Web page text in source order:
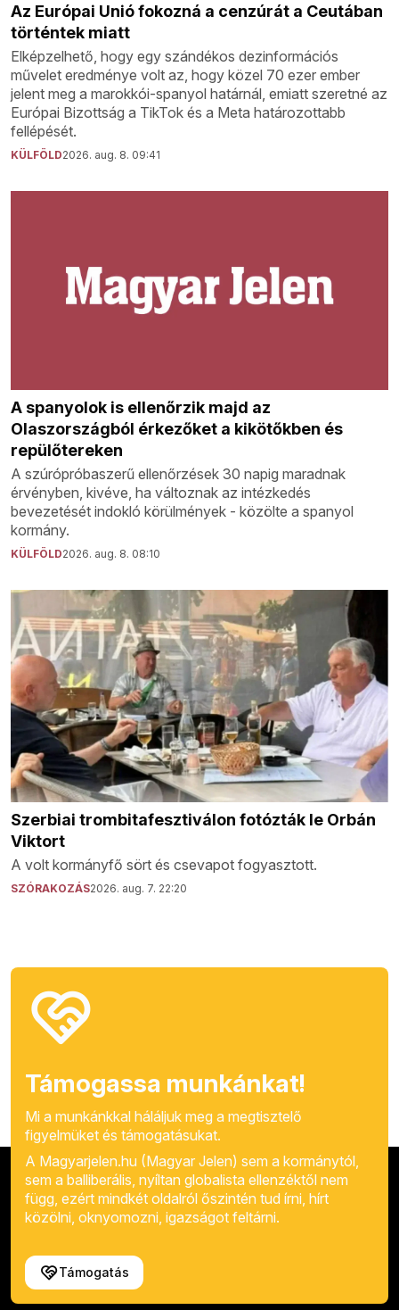
Az Európai Unió fokozná a cenzúrát a Ceutában
történtek miatt
Elképzelhető, hogy egy szándékos dezinformációs
művelet eredménye volt az, hogy közel 70 ezer ember
jelent meg a marokkói-spanyol határnál, emiatt szeretné az
Európai Bizottság a TikTok és a Meta határozottabb
fellépését.
KÜLFÖLD2026. aug. 8. 09:41
A spanyolok is ellenőrzik majd az
Olaszországból érkezőket a kikötőkben és
repülőtereken
A szúrópróbaszerű ellenőrzések 30 napig maradnak
érvényben, kivéve, ha változnak az intézkedés
bevezetését indokló körülmények - közölte a spanyol
kormány.
KÜLFÖLD2026. aug. 8. 08:10
Szerbiai trombitafesztiválon fotózták le Orbán
Viktort
A volt kormányfő sört és csevapot fogyasztott.
SZÓRAKOZÁS2026. aug. 7. 22:20
Támogassa munkánkat!
Mi a munkánkkal háláljuk meg a megtisztelő
figyelmüket és támogatásukat.
A Magyarjelen.hu (Magyar Jelen) sem a kormánytól,
sem a balliberális, nyíltan globalista ellenzéktől nem
függ, ezért mindkét oldalról őszintén tud írni, hírt
közölni, oknyomozni, igazságot feltárni.
Támogatás